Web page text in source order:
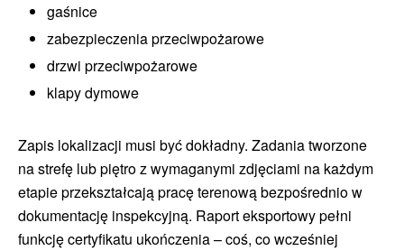
gaśnice
zabezpieczenia przeciwpożarowe
drzwi przeciwpożarowe
klapy dymowe
Zapis lokalizacji musi być dokładny. Zadania tworzone
na strefę lub piętro z wymaganymi zdjęciami na każdym
etapie przekształcają pracę terenową bezpośrednio w
dokumentację inspekcyjną. Raport eksportowy pełni
funkcję certyfikatu ukończenia – coś, co wcześniej